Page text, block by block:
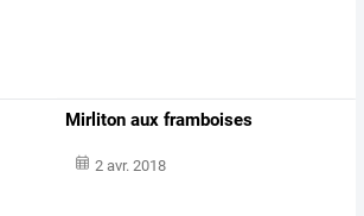
Mirliton aux framboises
2 avr. 2018